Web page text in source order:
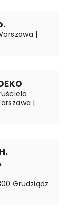
|
|
Grudziądz